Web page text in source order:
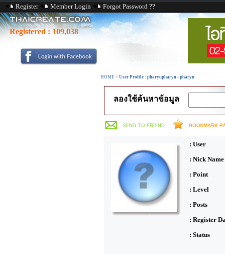
Register Member Login Forgot Password ??
Registered : 109,038
HOME > User Profile : pharyupharyu - pharyu
ลองใช้ค้นหาข้อมูล
: User
: Nick Name
: Point
: Level
: Posts
: Register
: Status